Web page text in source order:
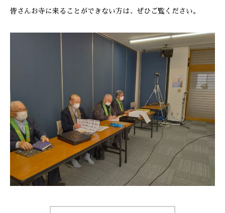
皆さんお寺に来ることができない方は、ぜひご覧ください。